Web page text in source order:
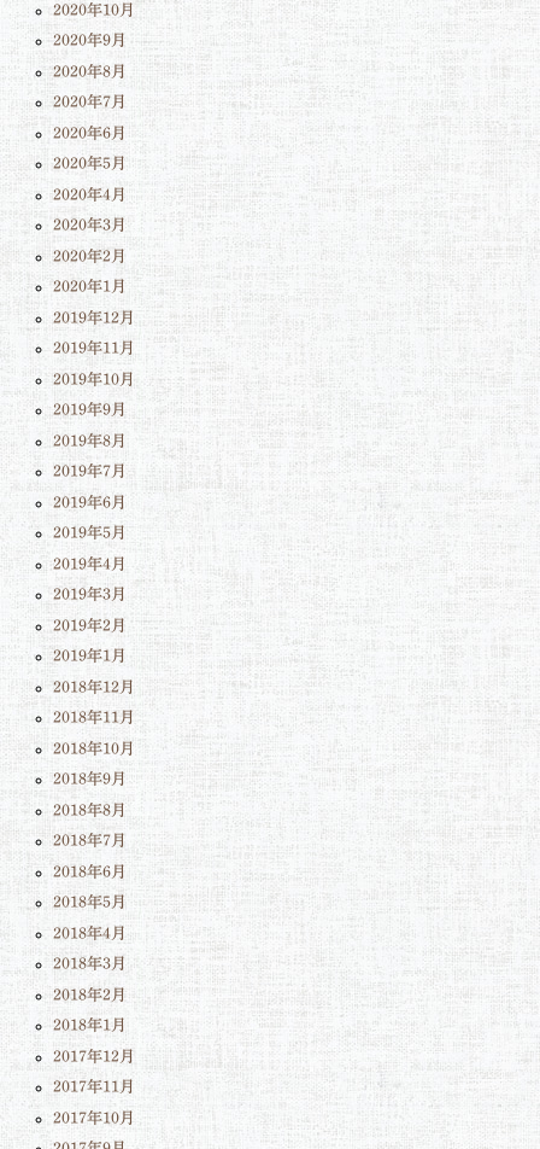
2020年10月
2020年9月
2020年8月
2020年7月
2020年6月
2020年5月
2020年4月
2020年3月
2020年2月
2020年1月
2019年12月
2019年11月
2019年10月
2019年9月
2019年8月
2019年7月
2019年6月
2019年5月
2019年4月
2019年3月
2019年2月
2019年1月
2018年12月
2018年11月
2018年10月
2018年9月
2018年8月
2018年7月
2018年6月
2018年5月
2018年4月
2018年3月
2018年2月
2018年1月
2017年12月
2017年11月
2017年10月